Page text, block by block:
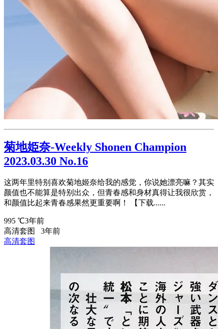
菊地姫奈-Weekly Shonen Champion
2023.03.30 No.16
这两年里特别喜欢菊地姬奈给我的感觉，你说她漂亮嘛？其实
颜值也不能算是特别出众，但青春感和身材真得让我很欣赏，
和颜值比起来青春感果然更重要啊！ 【下载......
995 ℃3年前
高清套图
3年前
高清套图